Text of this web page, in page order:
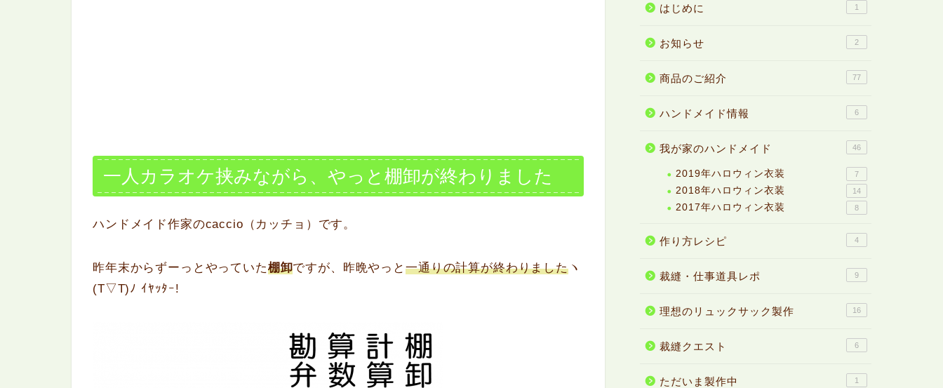
一人カラオケ挟みながら、やっと棚卸が終わりました
ハンドメイド作家のcaccio（カッチョ）です。
昨年末からずーっとやっていた棚卸ですが、昨晩やっと一通りの計算が終わりましたヽ
(T▽T)ﾉ ｲﾔｯﾀｰ!
はじめに 1
お知らせ 2
商品のご紹介 77
ハンドメイド情報 6
我が家のハンドメイド 46
2019年ハロウィン衣装 7
2018年ハロウィン衣装 14
2017年ハロウィン衣装 8
作り方レシピ 4
裁縫・仕事道具レポ 9
理想のリュックサック製作 16
裁縫クエスト 6
ただいま製作中 1